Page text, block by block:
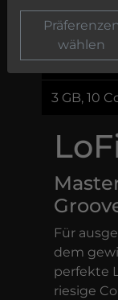
Für
dem
perfekte
riesige
3 GB, 10
wählen